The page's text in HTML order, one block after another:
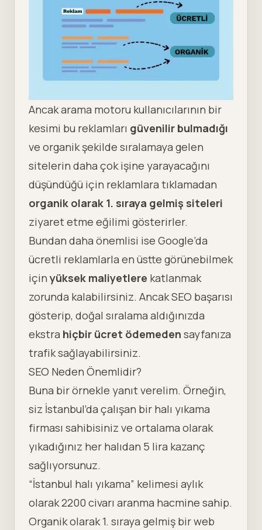
Ancak arama motoru kullanıcılarının bir
kesimi bu reklamları güvenilir bulmadığı
ve organik şekilde sıralamaya gelen
sitelerin daha çok işine yarayacağını
düşündüğü için reklamlara tıklamadan
organik olarak 1. sıraya gelmiş siteleri
ziyaret etme eğilimi gösterirler.
Bundan daha önemlisi ise Google’da
ücretli reklamlarla en üstte görünebilmek
için yüksek maliyetlere katlanmak
zorunda kalabilirsiniz. Ancak SEO başarısı
gösterip, doğal sıralama aldığınızda
ekstra hiçbir ücret ödemeden sayfanıza
trafik sağlayabilirsiniz.
SEO Neden Önemlidir?
Buna bir örnekle yanıt verelim. Örneğin,
siz İstanbul’da çalışan bir halı yıkama
firması sahibisiniz ve ortalama olarak
yıkadığınız her halıdan 5 lira kazanç
sağlıyorsunuz.
“İstanbul halı yıkama” kelimesi aylık
olarak 2200 civarı aranma hacmine sahip.
Organik olarak 1. sıraya gelmiş bir web